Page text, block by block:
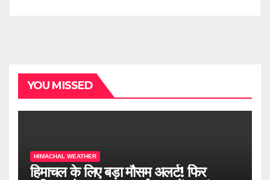
YOU MISSED
HIMACHAL WEATHER
हिमाचल के लिए बड़ा मौसम अलर्ट! फिर